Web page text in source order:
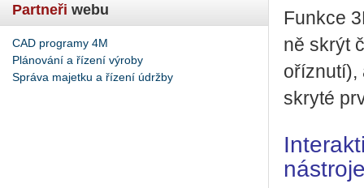
Partneři webu
CAD programy 4M
Plánování a řízení výroby
Správa majetku a řízení údržby
Funk­ce
ně skrýt
oříz­nu­tí),
skry­té